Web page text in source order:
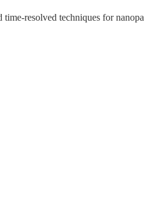
time-resolved techniques for